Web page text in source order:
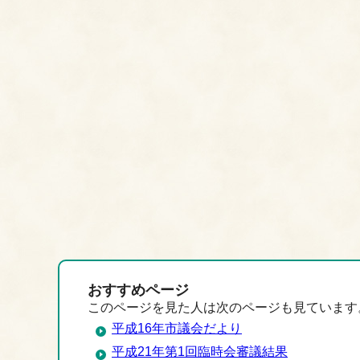
おすすめページ
このページを見た人は次のページも見ています
平成16年市議会だより
平成21年第1回臨時会審議結果